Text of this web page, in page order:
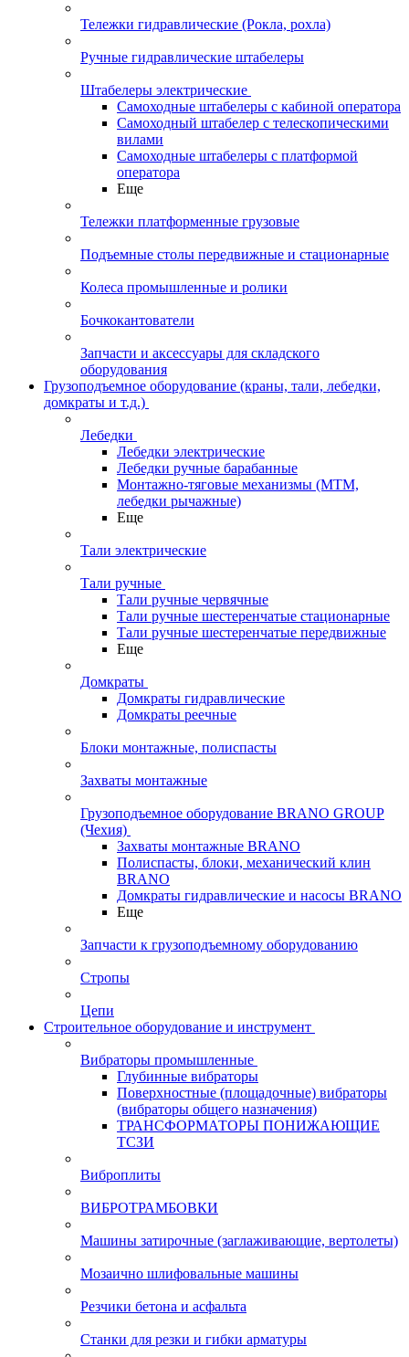
Тележки гидравлические (Рокла, рохла)
Ручные гидравлические штабелеры
Штабелеры электрические
Самоходные штабелеры с кабиной оператора
Самоходный штабелер с телескопическими
вилами
Самоходные штабелеры с платформой
оператора
Еще
Тележки платформенные грузовые
Подъемные столы передвижные и стационарные
Колеса промышленные и ролики
Бочкокантователи
Запчасти и аксессуары для складского
оборудования
Грузоподъемное оборудование (краны, тали, лебедки,
домкраты и т.д.)
Лебедки
Лебедки электрические
Лебедки ручные барабанные
Монтажно-тяговые механизмы (МТМ,
лебедки рычажные)
Еще
Тали электрические
Тали ручные
Тали ручные червячные
Тали ручные шестеренчатые стационарные
Тали ручные шестеренчатые передвижные
Еще
Домкраты
Домкраты гидравлические
Домкраты реечные
Блоки монтажные, полиспасты
Захваты монтажные
Грузоподъемное оборудование BRANO GROUP
(Чехия)
Захваты монтажные BRANO
Полиспасты, блоки, механический клин
BRANO
Домкраты гидравлические и насосы BRANO
Еще
Запчасти к грузоподъемному оборудованию
Стропы
Цепи
Строительное оборудование и инструмент
Вибраторы промышленные
Глубинные вибраторы
Поверхностные (площадочные) вибраторы
(вибраторы общего назначения)
ТРАНСФОРМАТОРЫ ПОНИЖАЮЩИЕ
ТСЗИ
Виброплиты
ВИБРОТРАМБОВКИ
Машины затирочные (заглаживающие, вертолеты)
Мозаично шлифовальные машины
Резчики бетона и асфальта
Станки для резки и гибки арматуры